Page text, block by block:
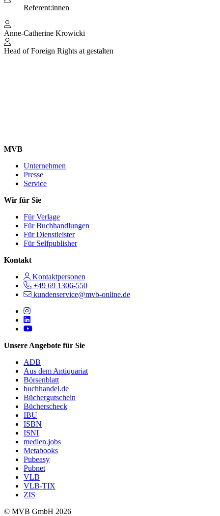
Referent:innen
Anne-Catherine Krowicki
Head of Foreign Rights at gestalten
MVB
Unternehmen
Presse
Service
Wir für Sie
Für Verlage
Für Buchhandlungen
Für Dienstleister
Für Selfpublisher
Kontakt
Kontaktpersonen
+49 69 1306-550
kundenservice@mvb-online.de
Follow us on https://www.instagram.com/lifeatmvb/
Follow us on https://www.linkedin.com/company/mvbbooks
Follow us on https://www.youtube.com/@mvbbooks
Unsere Angebote für Sie
ADB
Aus dem Antiquariat
Börsenblatt
buchhandel.de
Büchergutschein
Bücherscheck
IBU
ISBN
ISNI
medien.jobs
Metabooks
Pubeasy
Pubnet
VLB
VLB-TIX
ZIS
© MVB GmbH 2026